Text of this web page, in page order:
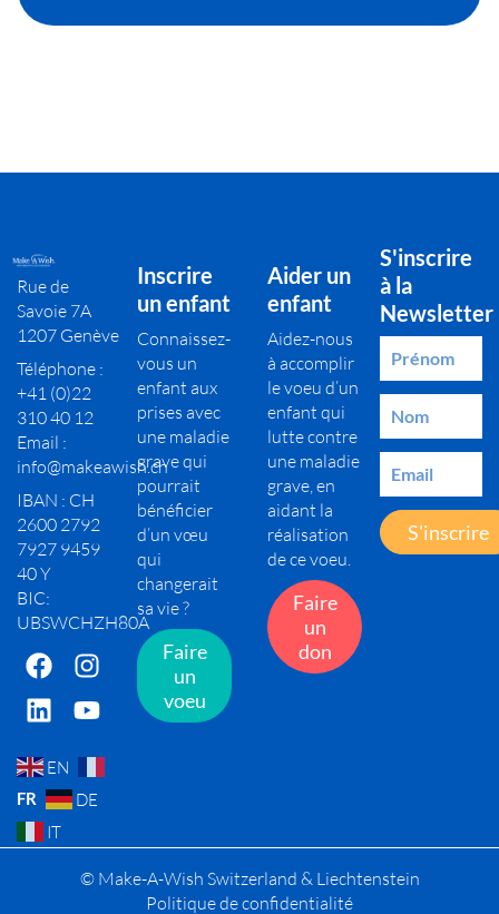
Rue de
Savoie 7A
1207 Genève
Téléphone :
+41 (0)22
310 40 12
Email :
info@makeawish.ch
IBAN : CH
2600 2792
7927 9459
40 Y
BIC:
UBSWCHZH80A
EN
FR
DE
IT
Inscrire
un enfant
Connaissez-
vous un
enfant aux
prises avec
une maladie
grave qui
pourrait
bénéficier
d’un vœu
qui
changerait
sa vie ?
Faire
un
voeu
Aider un
enfant
Aidez-nous
à accomplir
le voeu d’un
enfant qui
lutte contre
une maladie
grave, en
aidant la
réalisation
de ce voeu.
Faire
un
don
S'inscrire
à la
Newsletter
S'inscrire
© Make-A-Wish Switzerland & Liechtenstein
Politique de confidentialité